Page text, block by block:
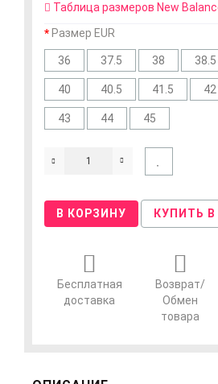
Таблица размеров New
Размер EUR
36 37.5 38 38.5
40 40.5 41.5 42
43 44 45
В КОРЗИНУ КУПИТЬ
Бесплатная
доставка
Возврат/
Обмен
товара